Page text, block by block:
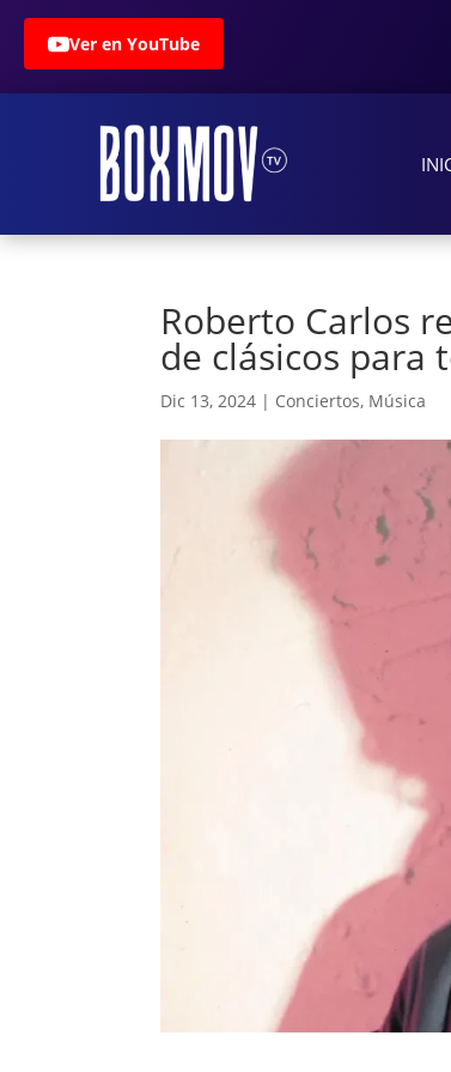
Ver en YouTube
Roberto Carlos
de clásicos para
Dic 13, 2024 | Conciertos, Música